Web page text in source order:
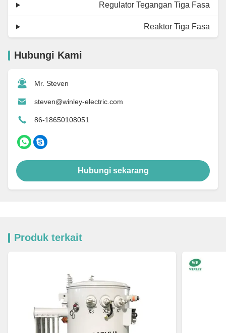
Regulator Tegangan Tiga Fasa
Reaktor Tiga Fasa
Hubungi Kami
Mr. Steven
steven@winley-electric.com
86-18650108051
Hubungi sekarang
Produk terkait